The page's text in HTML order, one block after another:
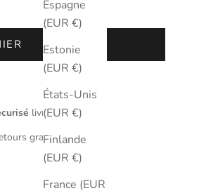
Espagne
(EUR €)
Estonie
(EUR €)
États-Unis
(EUR €)
Finlande
(EUR €)
France (EUR
livraison
gratuits